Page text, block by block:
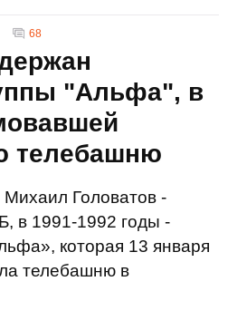
68
"Альфа", в
телебашню
Головатов -
в 1991-1992 годы -
которая 13 января
телебашню в